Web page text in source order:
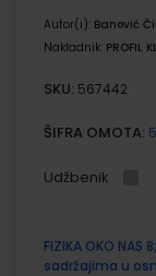
Autor(i): Banović
Nakladnik: PROFIL
SKU: 567442
ŠIFRA OMOTA:
Udžbenik
FIZIKA OKO
sadržajima u